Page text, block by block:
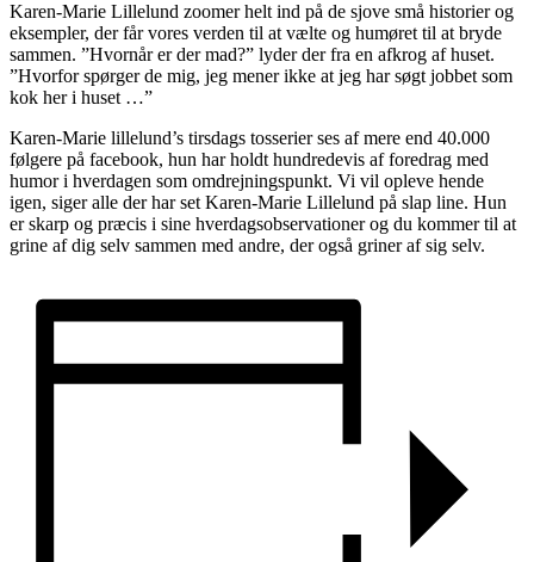
Karen-Marie Lillelund zoomer helt ind på de sjove små historier og
eksempler, der får vores verden til at vælte og humøret til at bryde
sammen. ”Hvornår er der mad?” lyder der fra en afkrog af huset.
”Hvorfor spørger de mig, jeg mener ikke at jeg har søgt jobbet som
kok her i huset …”
Karen-Marie lillelund’s tirsdags tosserier ses af mere end 40.000
følgere på facebook, hun har holdt hundredevis af foredrag med
humor i hverdagen som omdrejningspunkt. Vi vil opleve hende
igen, siger alle der har set Karen-Marie Lillelund på slap line. Hun
er skarp og præcis i sine hverdagsobservationer og du kommer til at
grine af dig selv sammen med andre, der også griner af sig selv.